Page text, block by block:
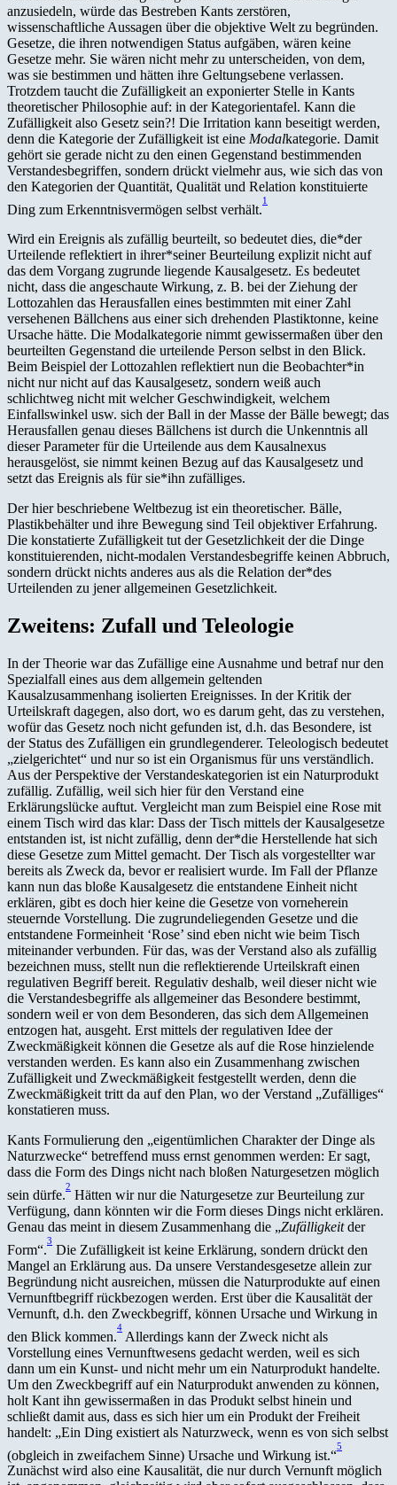
anzusiedeln, würde das Bestreben Kants zerstören,
wissenschaftliche Aussagen über die objektive Welt zu begründen.
Gesetze, die ihren notwendigen Status aufgäben, wären keine
Gesetze mehr. Sie wären nicht mehr zu unterscheiden, von dem,
was sie bestimmen und hätten ihre Geltungsebene verlassen.
Trotzdem taucht die Zufälligkeit an exponierter Stelle in Kants
theoretischer Philosophie auf: in der Kategorientafel. Kann die
Zufälligkeit also Gesetz sein?! Die Irritation kann beseitigt werden,
denn die Kategorie der Zufälligkeit ist eine Modalkategorie. Damit
gehört sie gerade nicht zu den einen Gegenstand bestimmenden
Verstandesbegriffen, sondern drückt vielmehr aus, wie sich das von
den Kategorien der Quantität, Qualität und Relation konstituierte
Ding zum Erkenntnisvermögen selbst verhält.
1
Wird ein Ereignis als zufällig beurteilt, so bedeutet dies, die*der
Urteilende reflektiert in ihrer*seiner Beurteilung explizit nicht auf
das dem Vorgang zugrunde liegende Kausalgesetz. Es bedeutet
nicht, dass die angeschaute Wirkung, z. B. bei der Ziehung der
Lottozahlen das Herausfallen eines bestimmten mit einer Zahl
versehenen Bällchens aus einer sich drehenden Plastiktonne, keine
Ursache hätte. Die Modalkategorie nimmt gewissermaßen über den
beurteilten Gegenstand die urteilende Person selbst in den Blick.
Beim Beispiel der Lottozahlen reflektiert nun die Beobachter*in
nicht nur nicht auf das Kausalgesetz, sondern weiß auch
schlichtweg nicht mit welcher Geschwindigkeit, welchem
Einfallswinkel usw. sich der Ball in der Masse der Bälle bewegt; das
Herausfallen genau dieses Bällchens ist durch die Unkenntnis all
dieser Parameter für die Urteilende aus dem Kausalnexus
herausgelöst, sie nimmt keinen Bezug auf das Kausalgesetz und
setzt das Ereignis als für sie*ihn zufälliges.
Der hier beschriebene Weltbezug ist ein theoretischer. Bälle,
Plastikbehälter und ihre Bewegung sind Teil objektiver Erfahrung.
Die konstatierte Zufälligkeit tut der Gesetzlichkeit der die Dinge
konstituierenden, nicht-modalen Verstandesbegriffe keinen Abbruch,
sondern drückt nichts anderes aus als die Relation der*des
Urteilenden zu jener allgemeinen Gesetzlichkeit.
Zweitens: Zufall und Teleologie
In der Theorie war das Zufällige eine Ausnahme und betraf nur den
Spezialfall eines aus dem allgemein geltenden
Kausalzusammenhang isolierten Ereignisses. In der Kritik der
Urteilskraft dagegen, also dort, wo es darum geht, das zu verstehen,
wofür das Gesetz noch nicht gefunden ist, d.h. das Besondere, ist
der Status des Zufälligen ein grundlegenderer. Teleologisch bedeutet
„zielgerichtet“ und nur so ist ein Organismus für uns verständlich.
Aus der Perspektive der Verstandeskategorien ist ein Naturprodukt
zufällig. Zufällig, weil sich hier für den Verstand eine
Erklärungslücke auftut. Vergleicht man zum Beispiel eine Rose mit
einem Tisch wird das klar: Dass der Tisch mittels der Kausalgesetze
entstanden ist, ist nicht zufällig, denn der*die Herstellende hat sich
diese Gesetze zum Mittel gemacht. Der Tisch als vorgestellter war
bereits als Zweck da, bevor er realisiert wurde. Im Fall der Pflanze
kann nun das bloße Kausalgesetz die entstandene Einheit nicht
erklären, gibt es doch hier keine die Gesetze von vorneherein
steuernde Vorstellung. Die zugrundeliegenden Gesetze und die
entstandene Formeinheit ‘Rose’ sind eben nicht wie beim Tisch
miteinander verbunden. Für das, was der Verstand also als zufällig
bezeichnen muss, stellt nun die reflektierende Urteilskraft einen
regulativen Begriff bereit. Regulativ deshalb, weil dieser nicht wie
die Verstandesbegriffe als allgemeiner das Besondere bestimmt,
sondern weil er von dem Besonderen, das sich dem Allgemeinen
entzogen hat, ausgeht. Erst mittels der regulativen Idee der
Zweckmäßigkeit können die Gesetze als auf die Rose hinzielende
verstanden werden. Es kann also ein Zusammenhang zwischen
Zufälligkeit und Zweckmäßigkeit festgestellt werden, denn die
Zweckmäßigkeit tritt da auf den Plan, wo der Verstand „Zufälliges“
konstatieren muss.
Kants Formulierung den „eigentümlichen Charakter der Dinge als
Naturzwecke“ betreffend muss ernst genommen werden: Er sagt,
dass die Form des Dings nicht nach bloßen Naturgesetzen möglich
sein dürfe.
2
Hätten wir nur die Naturgesetze zur Beurteilung zur
Verfügung, dann könnten wir die Form dieses Dings nicht erklären.
Genau das meint in diesem Zusammenhang die „Zufälligkeitder
Form“.
3
Die Zufälligkeit ist keine Erklärung, sondern drückt den
Mangel an Erklärung aus. Da unsere Verstandesgesetze allein zur
Begründung nicht ausreichen, müssen die Naturprodukte auf einen
Vernunftbegriff rückbezogen werden. Erst über die Kausalität der
Vernunft, d.h. den Zweckbegriff, können Ursache und Wirkung in
den Blick kommen.
4
Allerdings kann der Zweck nicht als
Vorstellung eines Vernunftwesens gedacht werden, weil es sich
dann um ein Kunst- und nicht mehr um ein Naturprodukt handelte.
Um den Zweckbegriff auf ein Naturprodukt anwenden zu können,
holt Kant ihn gewissermaßen in das Produkt selbst hinein und
schließt damit aus, dass es sich hier um ein Produkt der Freiheit
handelt: „Ein Ding existiert als Naturzweck, wenn es von sich selbst
(obgleich in zweifachem Sinne) Ursache und Wirkung ist.“
5
Zunächst wird also eine Kausalität, die nur durch Vernunft möglich